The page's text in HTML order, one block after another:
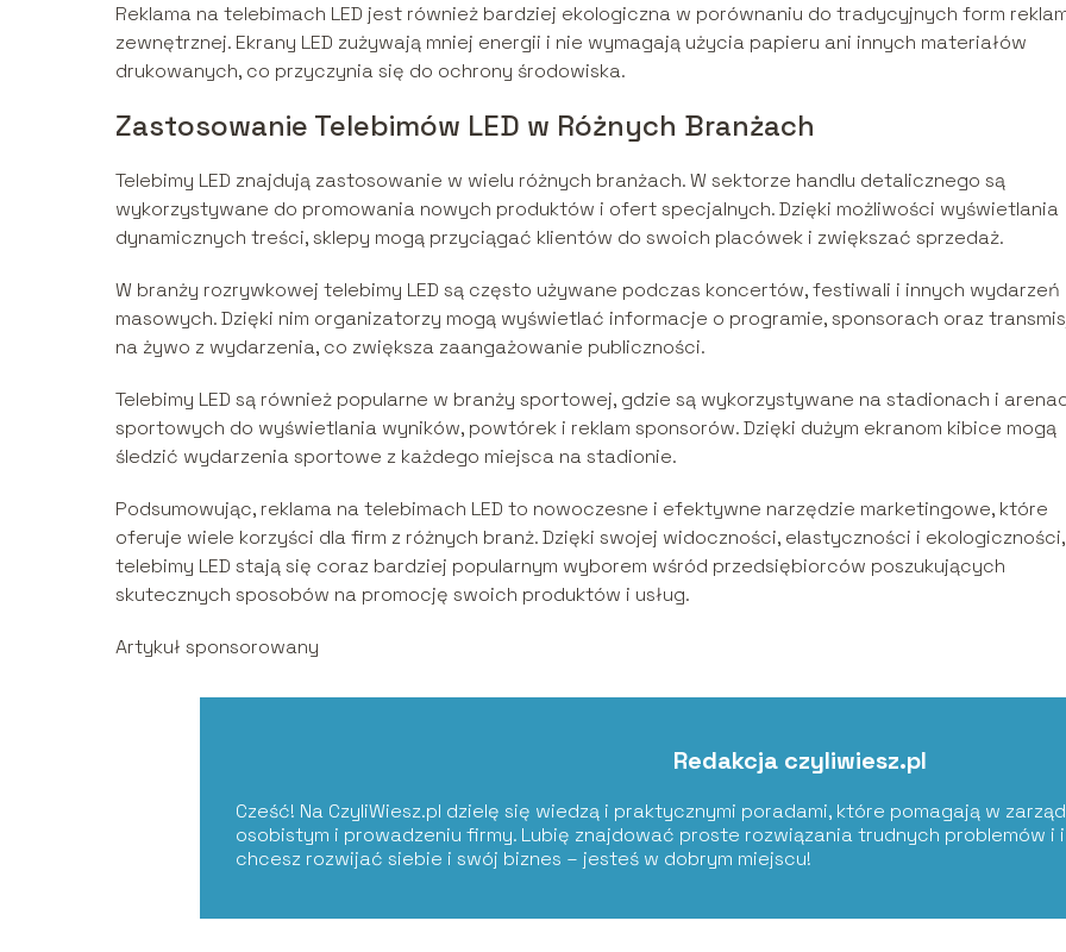
Reklama na telebimach LED jest również bardziej ekologiczna w porównaniu do tradycyjnych form
zewnętrznej. Ekrany LED zużywają mniej energii i nie wymagają użycia papieru ani innych materiałów
drukowanych, co przyczynia się do ochrony środowiska.
Zastosowanie Telebimów LED w Różnych Branżach
Telebimy LED znajdują zastosowanie w wielu różnych branżach. W sektorze handlu detalicznego są
wykorzystywane do promowania nowych produktów i ofert specjalnych. Dzięki możliwości wyświetlania
dynamicznych treści, sklepy mogą przyciągać klientów do swoich placówek i zwiększać sprzedaż.
W branży rozrywkowej telebimy LED są często używane podczas koncertów, festiwali i innych wydarzeń
masowych. Dzięki nim organizatorzy mogą wyświetlać informacje o programie, sponsorach oraz
na żywo z wydarzenia, co zwiększa zaangażowanie publiczności.
Telebimy LED są również popularne w branży sportowej, gdzie są wykorzystywane na stadionach i
sportowych do wyświetlania wyników, powtórek i reklam sponsorów. Dzięki dużym ekranom kibice mogą
śledzić wydarzenia sportowe z każdego miejsca na stadionie.
Podsumowując, reklama na telebimach LED to nowoczesne i efektywne narzędzie marketingowe, które
oferuje wiele korzyści dla firm z różnych branż. Dzięki swojej widoczności, elastyczności i ekologiczności,
telebimy LED stają się coraz bardziej popularnym wyborem wśród przedsiębiorców poszukujących
skutecznych sposobów na promocję swoich produktów i usług.
Artykuł sponsorowany
Redakcja czyliwiesz.pl
Cześć! Na CzyliWiesz.pl dzielę się wiedzą i praktycznymi poradami, które pomagają w
osobistym i prowadzeniu firmy. Lubię znajdować proste rozwiązania trudnych problemów i
chcesz rozwijać siebie i swój biznes – jesteś w dobrym miejscu!